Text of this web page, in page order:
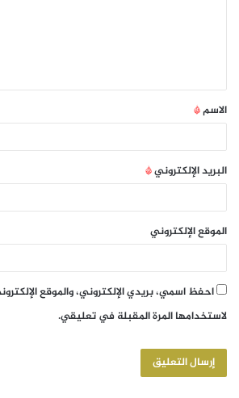
الاسم*
البريد الإلكتروني*
الموقع الإلكتروني
احفظ اسمي، بريدي الإلكتروني، والموقع
لاستخدامها المرة المقبلة في تعليقي.